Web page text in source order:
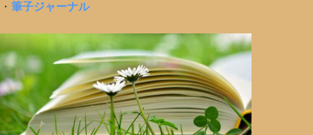
・ 筆子ジャーナル